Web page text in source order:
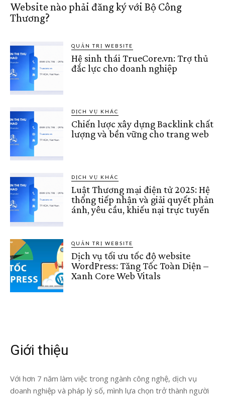
Website nào phải đăng ký với Bộ Công
Thương?
QUẢN TRỊ WEBSITE
Hệ sinh thái TrueCore.vn: Trợ thủ
đắc lực cho doanh nghiệp
DỊCH VỤ KHÁC
Chiến lược xây dựng Backlink chất
lượng và bền vững cho trang web
DỊCH VỤ KHÁC
Luật Thương mại điện tử 2025: Hệ
thống tiếp nhận và giải quyết phản
ánh, yêu cầu, khiếu nại trực tuyến
QUẢN TRỊ WEBSITE
Dịch vụ tối ưu tốc độ website
WordPress: Tăng Tốc Toàn Diện –
Xanh Core Web Vitals
Giới thiệu
Với hơn 7 năm làm việc trong ngành công nghệ, dịch vụ
doanh nghiệp và pháp lý số, mình lựa chọn trở thành người